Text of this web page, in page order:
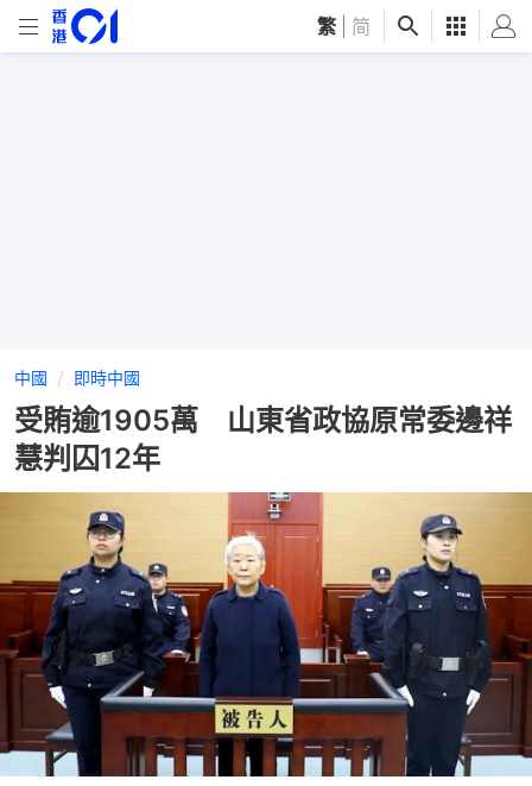
繁 简
中國 即時中國
受賄逾1905萬 山東省政協原常委邊祥
慧判囚12年